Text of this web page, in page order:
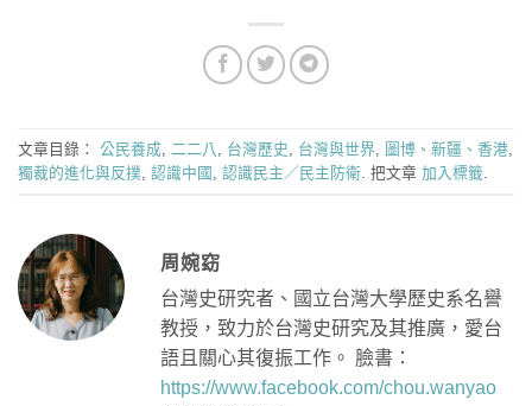
文章目錄： 公民養成 二二八 台灣歷史 台灣與世界 圖博、新疆、香港
獨裁的進化與反撲 認識中國 認識民主／民主防衛 . 把文章 加入標籤
周婉窈
台灣史研究者、國立台灣大學歷史系名譽
教授，致力於台灣史研究及其推廣，愛台
語且關心其復振工作。 臉書：
https://www.facebook.com/chou.wanyao